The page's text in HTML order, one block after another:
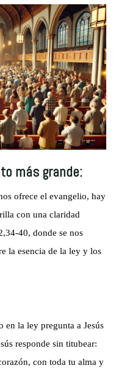
más grande:
ofrece el evangelio, hay
con una claridad
40, donde se nos
la esencia de la ley y los
en la ley pregunta a Jesús
responde sin titubear:
con toda tu alma y